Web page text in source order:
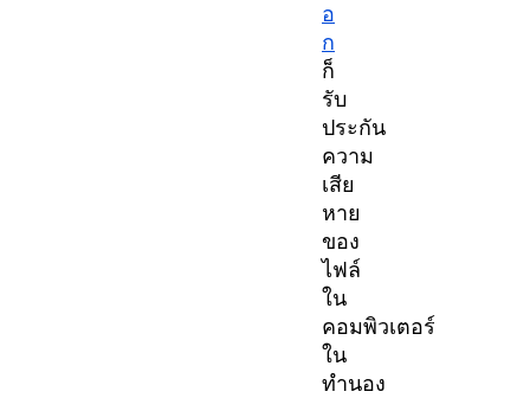
อ
ก
ก็
รับ
ประกัน
ความ
เสีย
หาย
ของ
ไฟล์
ใน
คอมพิวเตอร์
ใน
ทำนอง